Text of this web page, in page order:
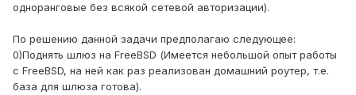
одноранговые без всякой сетевой авторизации).
По решению данной задачи предполагаю следующее:
0)Поднять шлюз на FreeBSD (Имеется небольшой опыт работы
с FreeBSD, на ней как раз реализован домашний роутер, т.е.
база для шлюза готова).